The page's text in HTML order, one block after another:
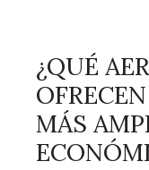
¿QUÉ
MÁS